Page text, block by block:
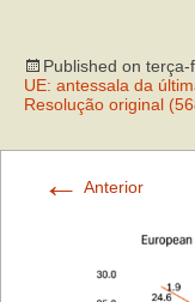
Published on terça-
UE: antessala da
Resolução original
← Anterior